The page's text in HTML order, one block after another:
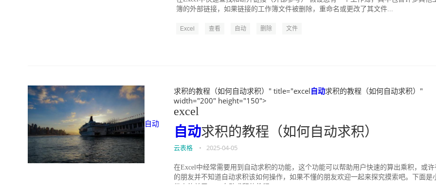
簿的外部链接，如果链接的工作簿文件被删除，重命名或更改了其文件...
Excel 查看 自动 删除 文件
自动
求积的教程（如何自动求积）" title="excel自动求积的教程（如何自动求积）"
width="200" height="150">
excel
自动求积的教程（如何自动求积）
云表格 • 2025-04-05
在Excel中经常需要用到自动求积的功能，这个功能可以帮助用户快速的算出乘积，或许
的朋友并不知道自动求积该如何操作，如果不懂的朋友欢迎一起来探究摸索吧。下面是